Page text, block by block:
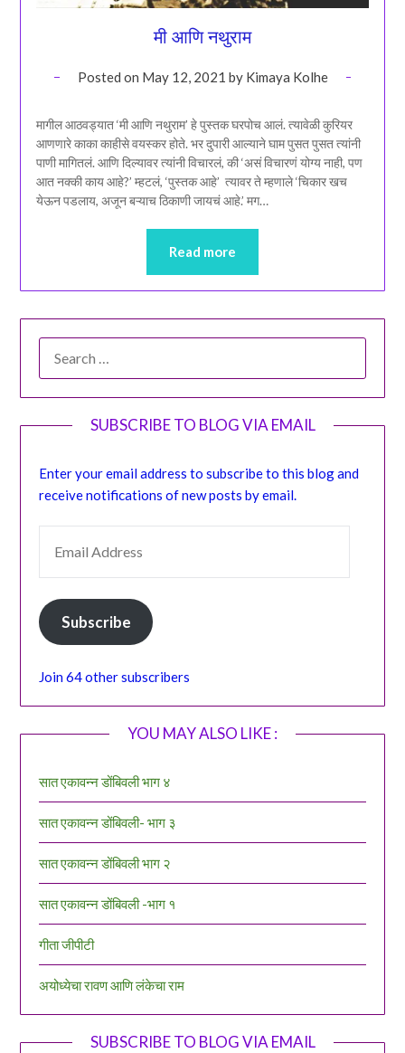
मी आणि नथुराम
Posted on May 12, 2021 by Kimaya Kolhe
मागील आठवड्यात ‘मी आणि नथुराम’ हे पुस्तक घरपोच आलं. त्यावेळी कुरियर
आणणारे काका काहीसे वयस्कर होते. भर दुपारी आल्याने घाम पुसत पुसत त्यांनी
पाणी मागितलं. आणि दिल्यावर त्यांनी विचारलं, की ‘असं विचारणं योग्य नाही, पण
आत नक्की काय आहे?’ म्हटलं, ‘पुस्तक आहे’ त्यावर ते म्हणाले ‘चिकार खच
येऊन पडलाय, अजून बऱ्याच ठिकाणी जायचं आहे.’ मग…
Read more
FOR:
SUBSCRIBE TO BLOG VIA EMAIL
Enter your email address to subscribe to this blog and
receive notifications of new posts by email.
Subscribe
Join 64 other subscribers
YOU MAY ALSO LIKE :
सात एकावन्न डोंबिवली भाग ४
सात एकावन्न डोंबिवली- भाग ३
सात एकावन्न डोंबिवली भाग २
सात एकावन्न डोंबिवली -भाग १
गीता जीपीटी
अयोध्येचा रावण आणि लंकेचा राम
SUBSCRIBE TO BLOG VIA EMAIL